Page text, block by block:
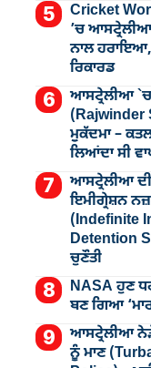
Cricket
’ਚ
ਨਾਲ
ਰਿਕਾਰਡ
ਆਸਟ੍ਰੇਲੀਆ
(Rajwinder
ਮੁੁਕੱਦਮਾ –
ਲਿਆਂਦਾ ਸੀ
ਆਸਟ੍ਰੇਲੀਆ
ਇਮੀਗ੍ਰੇਸ਼ਨ
(Indefinite
Detention
ਚੁਣੌਤੀ
NASA ਹੁਣ
ਬਣ ਗਿਆ
ਆਸਟ੍ਰੇਲੀਆ
ਨੂੰ ਮਾਣ